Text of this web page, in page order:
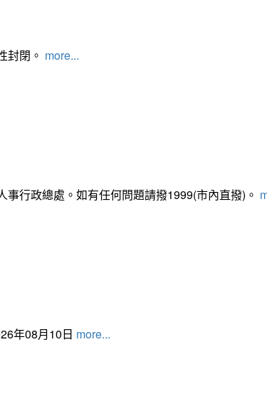
封閉。 more...
行政總處。如有任何問題請撥1999(市內直撥)。
年08月10日 more...